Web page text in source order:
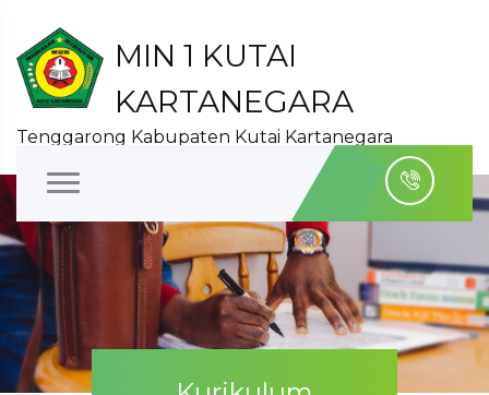
MIN 1 KUTAI
KARTANEGARA
Tenggarong Kabupaten Kutai Kartanegara